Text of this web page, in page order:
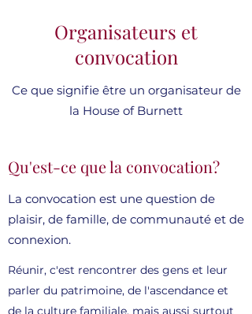
Organisateurs et
convocation
Ce que signifie être un organisateur de
la House of Burnett
Qu'est-ce que la convocation?
La convocation est une question de
plaisir, de famille, de communauté et de
connexion.
Réunir, c'est rencontrer des gens et leur
parler du patrimoine, de l'ascendance et
de la culture familiale, mais aussi surtout